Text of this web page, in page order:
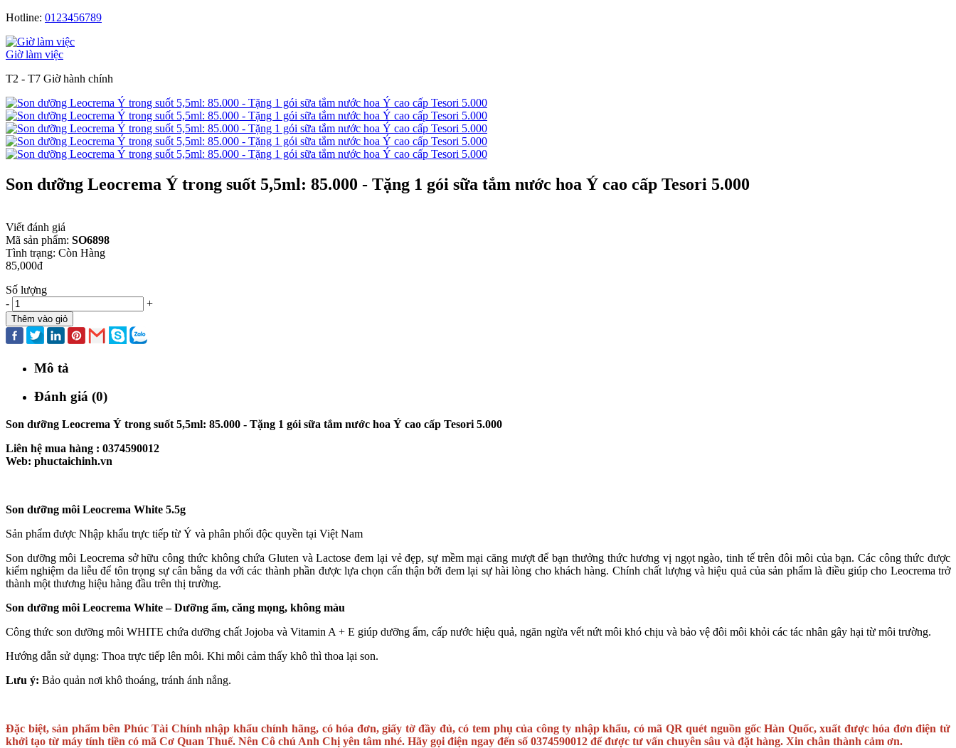
Hotline: 0123456789
Giờ làm việc
T2 - T7 Giờ hành chính
Son dưỡng Leocrema Ý trong suốt 5,5ml: 85.000 - Tặng 1 gói sữa tắm nước hoa Ý cao cấp Tesori 5.000
Viết đánh giá
Mã sản phẩm: SO6898
Tình trạng: Còn Hàng
85,000đ
Số lượng
-
+
Thêm vào giỏ
Mô tả
Đánh giá (0)
Son dưỡng Leocrema Ý trong suốt 5,5ml: 85.000 - Tặng 1 gói sữa tắm nước hoa Ý cao cấp Tesori 5.000
Liên hệ mua hàng : 0374590012
Web: phuctaichinh.vn
Son dưỡng môi Leocrema White 5.5g
Sản phẩm được Nhập khẩu trực tiếp từ Ý và phân phối độc quyền tại Việt Nam
Son dưỡng môi Leocrema sở hữu công thức không chứa Gluten và Lactose đem lại vẻ đẹp, sự mềm mại căng mượt để bạn thưởng thức hương vị ngọt ngào, tinh tế trên đôi môi của bạn. Các công thức được
kiểm nghiệm da liễu để tôn trọng sự cân bằng da với các thành phần được lựa chọn cẩn thận bởi đem lại sự hài lòng cho khách hàng. Chính chất lượng và hiệu quả của sản phẩm là điều giúp cho Leocrema trở
thành một thương hiệu hàng đầu trên thị trường.
Son dưỡng môi Leocrema White – Dưỡng ẩm, căng mọng, không màu
Công thức son dưỡng môi WHITE chứa dưỡng chất Jojoba và Vitamin A + E giúp dưỡng ẩm, cấp nước hiệu quả, ngăn ngừa vết nứt môi khó chịu và bảo vệ đôi môi khỏi các tác nhân gây hại từ môi trường.
Hướng dẫn sử dụng: Thoa trực tiếp lên môi. Khi môi cảm thấy khô thì thoa lại son.
Lưu ý: Bảo quản nơi khô thoáng, tránh ánh nắng.
Đặc biệt, sản phẩm bên Phúc Tài Chính nhập khẩu chính hãng, có hóa đơn, giấy tờ đầy đủ, có tem phụ của công ty nhập khẩu, có mã QR quét nguồn gốc Hàn Quốc, xuất được hóa đơn điện tử
khởi tạo từ máy tính tiền có mã Cơ Quan Thuế. Nên Cô chú Anh Chị yên tâm nhé. Hãy gọi điện ngay đến số 0374590012 để được tư vấn chuyên sâu và đặt hàng. Xin chân thành cảm ơn.